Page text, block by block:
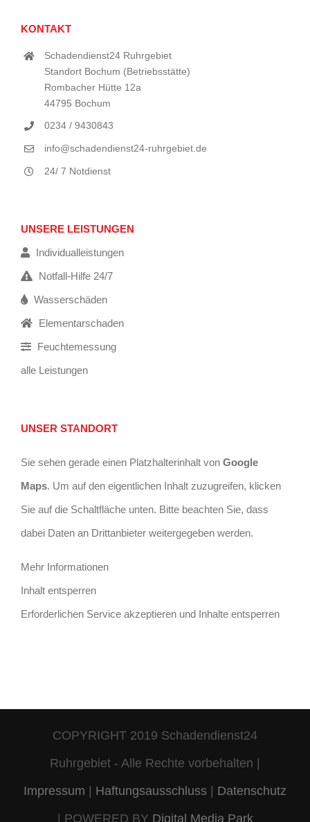
KONTAKT
Schadendienst24 Ruhrgebiet
Standort Bochum (Betriebsstätte)
Rombacher Hütte 12a
44795 Bochum
0234 / 9430843
info@schadendienst24-ruhrgebiet.de
24/ 7 Notdienst
UNSERE LEISTUNGEN
Individualleistungen
Notfall-Hilfe 24/7
Wasserschäden
Elementarschaden
Feuchtemessung
alle Leistungen
UNSER STANDORT
Sie sehen gerade einen Platzhalterinhalt von Google
Maps. Um auf den eigentlichen Inhalt zuzugreifen, klicken
Sie auf die Schaltfläche unten. Bitte beachten Sie, dass
dabei Daten an Drittanbieter weitergegeben werden.
Mehr Informationen
Inhalt entsperren
Erforderlichen Service akzeptieren und Inhalte entsperren
COPYRIGHT 2019 Schadendienst24
Ruhrgebiet - Alle Rechte vorbehalten |
Impressum | Haftungsausschluss | Datenschutz
| POWERED BY Digital Media Park